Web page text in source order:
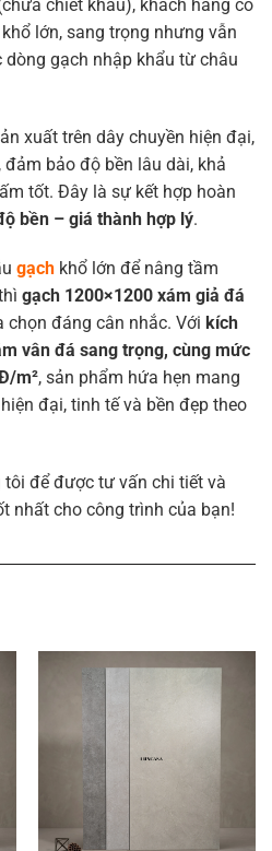
chiết khấu), khách hàng có
lớn, sang trọng nhưng vẫn
gạch nhập khẩu từ châu
xuất trên dây chuyền hiện đại,
bảo độ bền lâu dài, khả
tốt. Đây là sự kết hợp hoàn
bền – giá thành hợp lý.
gạch khổ lớn để nâng tầm
gạch 1200×1200 xám giả đá
chọn đáng cân nhắc. Với kích
vân đá sang trọng, cùng mức
m², sản phẩm hứa hẹn mang
đại, tinh tế và bền đẹp theo
tôi để được tư vấn chi tiết và
nhất cho công trình của bạn!